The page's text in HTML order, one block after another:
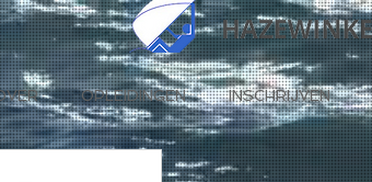
OPLEIDINGEN INSCHRIJVEN